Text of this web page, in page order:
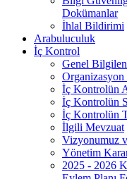
Dokümanlar
İhlal Bildirimi
Arabuluculuk
İç Kontrol
Genel
Organizasyon
İç Kontrolün
İç Kontrolün
İç Kontrolün
İlgili Mevzuat
Vizyonumuz
Yönetim
2025 - 2026